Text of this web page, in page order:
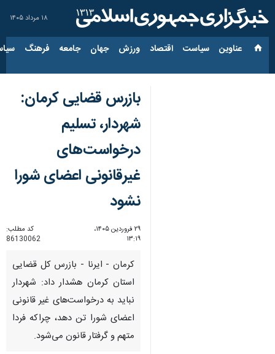
۱۸ مرداد ۱۴۰۵
عناوین‌ سیاست اقتصاد ورزش جهان جامعه فرهنگ
بازرس قضایی کرمان:
شهردار، تسلیم
درخواست‌های
غیرقانونی اعضای شورا
نشود
۲۹ فروردین ۱۴۰۵،
۱۳:۱۹
کد مطلب:
86130062
کرمان - ایرنا - بازرس‌ کل قضایی
استان کرمان هشدار داد: شهردار
نباید به درخواست‌های غیر قانونی
اعضای شورا تن دهد، چراکه فردا
متهم و گرفتار قانون می‌شود.